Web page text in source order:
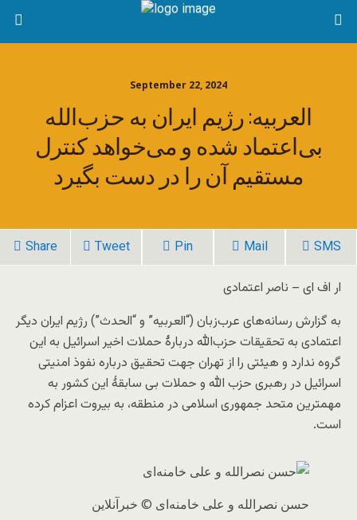
September 22, 2024
العربیه: رژیم ایران به حزب‌الله
بی‌اعتماد شده و می‌خواهد کنترل
مستقیم آن را در دست بگیرد
Share Tweet Pin Mail SMS
ار اف ای – ناصر اعتمادی
به گزارش رسانه‌های عرب‌زبان (“العربیه” و “الحدث”) رژیم ایران دیگر
اعتمادی به تحقیقات حزب‌الله دربارۀ حملات اخیر اسرائیل به این
گروه ندارد و هیئتی را از تهران جهت تحقیق درباره نفوذ امنیتی
اسرائیل در رهبری حزب الله و حملات بی سابقۀ این کشور به
مهمترین متحد جمهوری اسلامی در منطقه، به بیروت اعزام کرده
است.
حسن نصرالله و علی خامنه‌ای © خبرآنلاین